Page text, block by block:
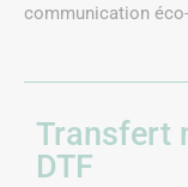
communication
Transfert
DTF